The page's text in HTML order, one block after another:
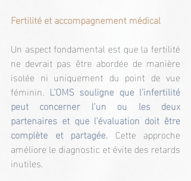
Fertilité et accompagnement médical
Un aspect fondamental est que la fertilité
ne devrait pas être abordée de manière
isolée ni uniquement du point de vue
féminin. L’OMS souligne que l’infertilité
peut concerner l’un ou les deux
partenaires et que l’évaluation doit être
complète et partagée. Cette approche
améliore le diagnostic et évite des retards
inutiles.